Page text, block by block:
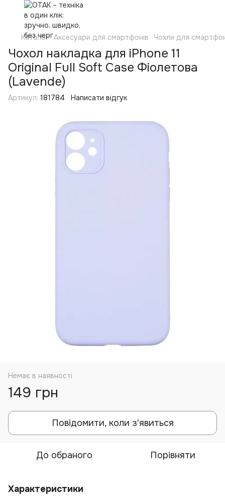
Каталог Аксесуари для смартфонів Чохли для
Чохол накладка для iPhone 11
Original Full Soft Case Фіолетова
(Lavende)
Артикул: 181784 Написати відгук
Немає в наявності
149 грн
Повідомити, коли з'явиться
До обраного Порівняти
Характеристики